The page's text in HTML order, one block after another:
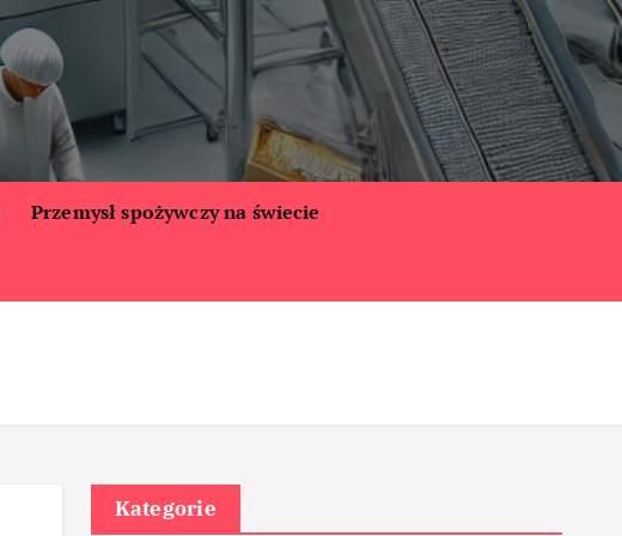
Przemysł spożywczy na świecie
Kategorie